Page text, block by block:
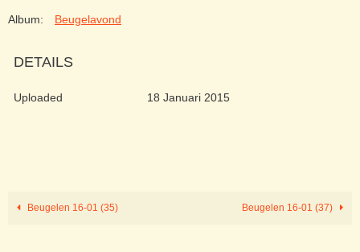
Album: Beugelavond
DETAILS
Uploaded 18 Januari 2015
Beugelen 16-01 (35) Beugelen 16-01 (37)